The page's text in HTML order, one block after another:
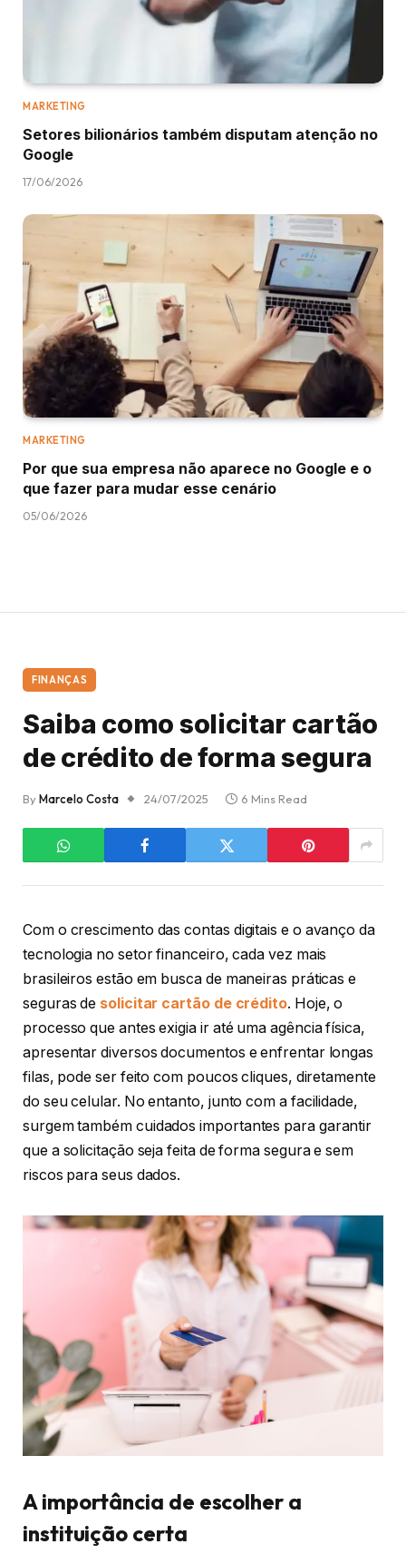
MARKETING
Setores bilionários também disputam atenção no
Google
17/06/2026
MARKETING
Por que sua empresa não aparece no Google e o
que fazer para mudar esse cenário
05/06/2026
FINANÇAS
Saiba como solicitar cartão
de crédito de forma segura
ByMarcelo Costa 24/07/2025 6 Mins Read
Com o crescimento das contas digitais e o avanço da
tecnologia no setor financeiro, cada vez mais
brasileiros estão em busca de maneiras práticas e
seguras de solicitar cartão de crédito. Hoje, o
processo que antes exigia ir até uma agência física,
apresentar diversos documentos e enfrentar longas
filas, pode ser feito com poucos cliques, diretamente
do seu celular. No entanto, junto com a facilidade,
surgem também cuidados importantes para garantir
que a solicitação seja feita de forma segura e sem
riscos para seus dados.
A importância de escolher a
instituição certa